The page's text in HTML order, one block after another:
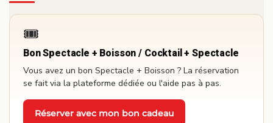
🎟️
Bon Spectacle + Boisson / Cocktail + Spectacle
Vous avez un bon Spectacle + Boisson ? La réservation
se fait via la plateforme dédiée ou l'aide pas à pas.
Réserver avec mon bon cadeau